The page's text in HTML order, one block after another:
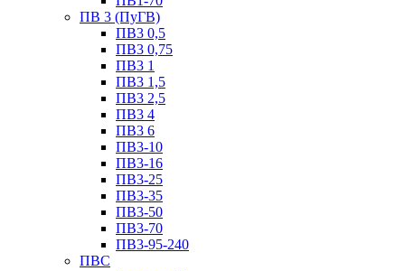
ПВ 3 (ПуГВ)
ПВ3 0,5
ПВ3 0,75
ПВ3 1
ПВ3 1,5
ПВ3 2,5
ПВ3 4
ПВ3 6
ПВ3-10
ПВ3-16
ПВ3-25
ПВ3-35
ПВ3-50
ПВ3-70
ПВ3-95-240
ПВС